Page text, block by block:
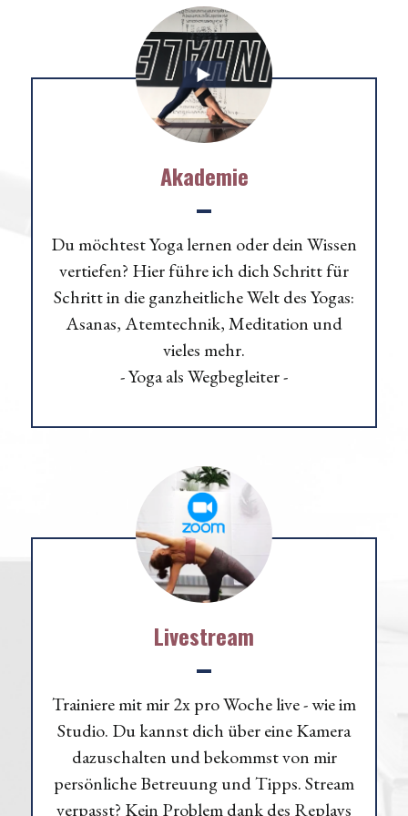
Akademie
Du möchtest Yoga lernen oder dein Wissen
vertiefen? Hier führe ich dich Schritt für
Schritt in die ganzheitliche Welt des Yogas:
Asanas, Atemtechnik, Meditation und
vieles mehr.
- Yoga als Wegbegleiter -
Livestream
Trainiere mit mir 2x pro Woche live - wie im
Studio. Du kannst dich über eine Kamera
dazuschalten und bekommst von mir
persönliche Betreuung und Tipps. Stream
verpasst? Kein Problem dank des Replays